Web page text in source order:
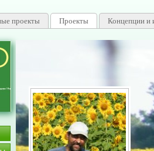
Сертифицированный
проекты Проекты Концепции и